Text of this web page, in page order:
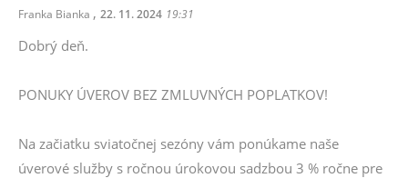
Franka Bianka , 22. 11. 2024 19:31
Dobrý deň.
PONUKY ÚVEROV BEZ ZMLUVNÝCH POPLATKOV!
Na začiatku sviatočnej sezóny vám ponúkame naše
úverové služby s ročnou úrokovou sadzbou 3 % ročne pre